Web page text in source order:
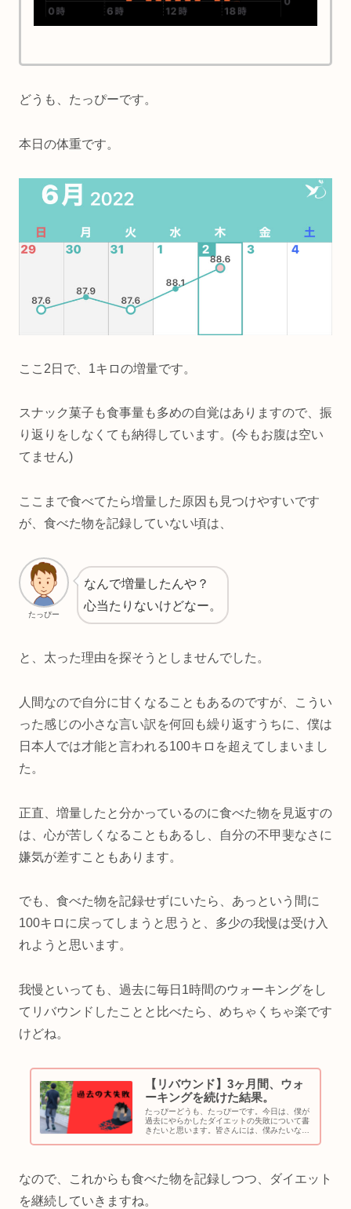
どうも、たっぴーです。
本日の体重です。
ここ2日で、1キロの増量です。
スナック菓子も食事量も多めの自覚はありますので、振
り返りをしなくても納得しています。(今もお腹は空い
てません)
ここまで食べてたら増量した原因も見つけやすいです
が、食べた物を記録していない頃は、
たっぴー
なんで増量したんや？
心当たりないけどなー。
と、太った理由を探そうとしませんでした。
人間なので自分に甘くなることもあるのですが、こうい
った感じの小さな言い訳を何回も繰り返すうちに、僕は
日本人では才能と言われる100キロを超えてしまいまし
た。
正直、増量したと分かっているのに食べた物を見返すの
は、心が苦しくなることもあるし、自分の不甲斐なさに
嫌気が差すこともあります。
でも、食べた物を記録せずにいたら、あっという間に
100キロに戻ってしまうと思うと、多少の我慢は受け入
れようと思います。
我慢といっても、過去に毎日1時間のウォーキングをし
てリバウンドしたことと比べたら、めちゃくちゃ楽です
けどね。
【リバウンド】3ヶ月間、ウォ
ーキングを続けた結果。
たっぴーどうも、たっぴーです。今日は、僕が
過去にやらかしたダイエットの失敗について書
きたいと思います。皆さんには、僕みたいな失
なので、これからも食べた物を記録しつつ、ダイエット
を継続していきますね。